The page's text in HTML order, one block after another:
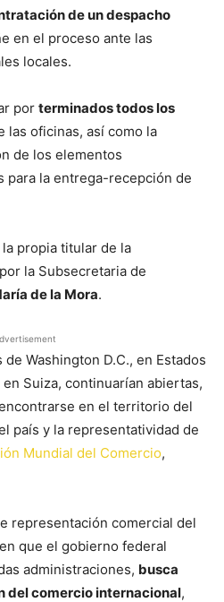
de un despacho
en el proceso ante las
locales.
por terminados todos los
las oficinas, así como la
de los elementos
para la entrega-recepción de
propia titular de la
la Subsecretaria de
de la Mora.
Washington D.C., en Estados
Suiza, continuarían abiertas,
en el territorio del
país y la representatividad de
Mundial del Comercio,
representación comercial del
que el gobierno federal
administraciones, busca
del comercio internacional,